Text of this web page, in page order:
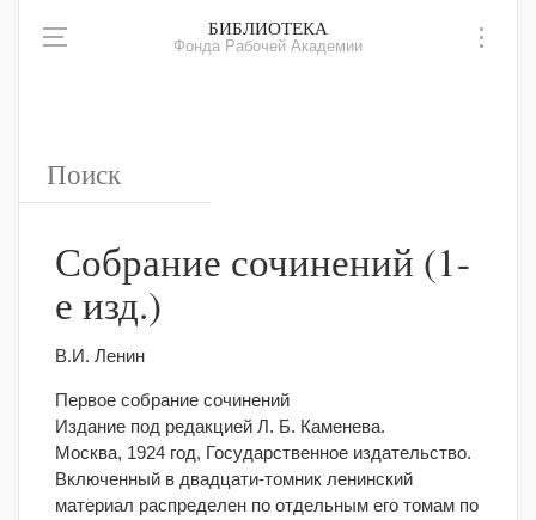
БИБЛИОТЕКА
Фонда Рабочей Академии
Собрание сочинений (1-
е изд.)
В.И. Ленин
Первое собрание сочинений
Издание под редакцией Л. Б. Каменева.
Москва, 1924 год, Государственное издательство.
Включенный в двадцати-томник ленинский
материал распределен по отдельным его томам по